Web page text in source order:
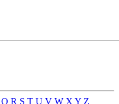
Q R S T U V W X Y Z